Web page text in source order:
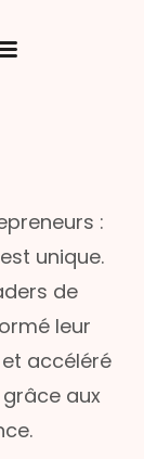
:
unique.
de
leur
accéléré
aux